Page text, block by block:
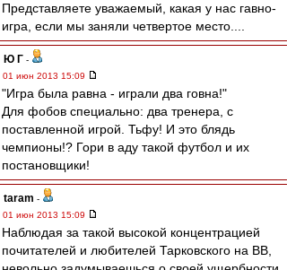
Представляете уважаемый, какая у нас гавно-
игра, если мы заняли четвертое место....
Ю Г -
01 июн 2013 15:09
"Игра была равна - играли два говна!"
Для фобов специально: два тренера, с
поставленной игрой. Тьфу! И это блядь
чемпионы!? Гори в аду такой футбол и их
постановщики!
taram -
01 июн 2013 15:09
Наблюдая за такой высокой концентрацией
почитателей и любителей Тарковского на ВВ,